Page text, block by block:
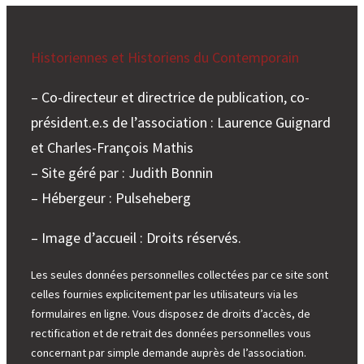
Historiennes et Historiens du Contemporain
– Co-directeur et directrice de publication, co-
président.e.s de l’association : Laurence Guignard
et Charles-François Mathis
– Site géré par : Judith Bonnin
– Hébergeur : Pulseheberg
– Image d’accueil : Droits réservés.
Les seules données personnelles collectées par ce site sont
celles fournies explicitement par les utilisateurs via les
formulaires en ligne. Vous disposez de droits d’accès, de
rectification et de retrait des données personnelles vous
concernant par simple demande auprès de l’association.